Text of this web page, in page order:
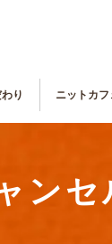
り ニットカフ
ンセ